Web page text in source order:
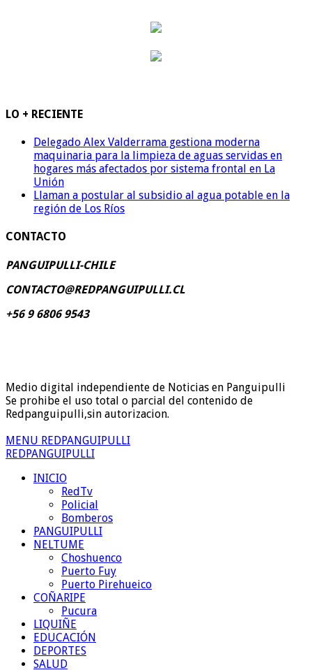
LO + RECIENTE
Delegado Alex Valderrama gestiona moderna
maquinaria para la limpieza de aguas servidas en
hogares más afectados por sistema frontal en La
Unión
Llaman a postular al subsidio al agua potable en la
región de Los Ríos
CONTACTO
PANGUIPULLI-CHILE
CONTACTO@REDPANGUIPULLI.CL
+56 9 6806 9543
Medio digital independiente de Noticias en Panguipulli
Se prohibe el uso total o parcial del contenido de
Redpanguipulli,sin autorizacion.
MENU REDPANGUIPULLI
REDPANGUIPULLI
INICIO
RedTv
Policial
Bomberos
PANGUIPULLI
NELTUME
Choshuenco
Puerto Fuy
Puerto Pirehueico
COÑARIPE
Pucura
LIQUIÑE
EDUCACIÓN
DEPORTES
SALUD